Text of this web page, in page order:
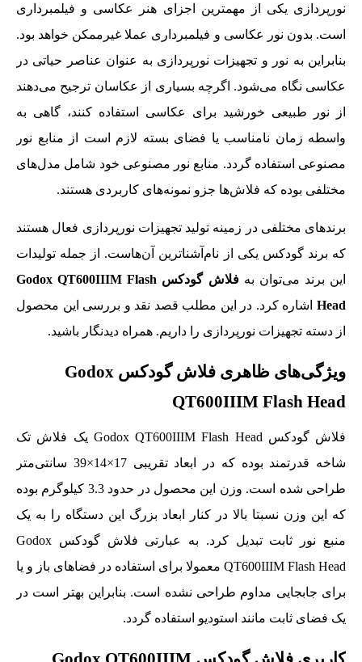
نورپردازی یکی از مهمترین اجزای هنر عکاسی و فیلمبرداری
است. بدون نور عکاسی و فیلمبرداری عملا غیرممکن خواهد بود.
بنابراین به نور و تجهیزات نورپردازی به عنوان عناصر حیاتی در
عکاسی نگاه می‌شود. اگرچه بسیاری از عکاسان ترجیح می‌دهند
از نور طبیعی خورشید برای عکاسی استفاده کنند، گاهی به
واسطه زمان نامناسب یا فضای بسته لازم است از منابع نور
مصنوعی استفاده گردد. منابع نور مصنوعی خود شامل مدل‌های
مختلفی بوده که فلاش‌ها جزو نمونه‌های کاربردی هستند.
برندهای مختلفی در زمینه تولید تجهیزات نورپردازی فعال هستند
که برند گودکس یکی از نام‌آشناترین آن‌هاست. از جمله تولیدات
این برند می‌توان به
فلاش گودکس Godox QT600IIIM Flash
Head اشاره کرد. در این مطلب قصد نقد و بررسی این محصول
از دسته تجهیزات نورپردازی را داریم. همراه دیدنگار باشید.
ویژگی‌های ظاهری فلاش گودکس Godox
QT600IIIM Flash Head
فلاش گودکس Godox QT600IIIM Flash Head یک فلاش تک
شاخه قدرتمند بوده که در ابعاد تقریبی 17×14×39 سانتی‌متر
طراحی شده است. وزن این محصول در حدود 3.3 کیلوگرم بوده
که این وزن نسبتا بالا در کنار ابعاد بزرگ این دستگاه را به یک
منبع نور ثابت تبدیل کرد. به عبارتی فلاش گودکس Godox
QT600IIIM Flash Head معمولا برای استفاده در فضاهای باز و یا
برای جابجایی مداوم طراحی نشده است. بنابراین بهتر است در
یک فضای ثابت مانند استودیو استفاده گردد.
کاربری فلاش گودکس Godox QT600IIIM